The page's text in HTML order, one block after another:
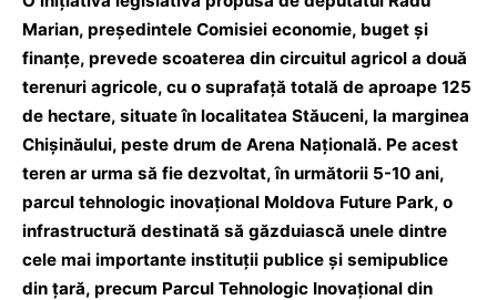
Marian, președintele Comisiei economie, buget și
finanțe, prevede scoaterea din circuitul agricol a două
terenuri agricole, cu o suprafață totală de aproape 125
de hectare, situate în localitatea Stăuceni, la marginea
Chișinăului, peste drum de Arena Națională. Pe acest
teren ar urma să fie dezvoltat, în următorii 5-10 ani,
parcul tehnologic inovațional Moldova Future Park, o
infrastructură destinată să găzduiască unele dintre
cele mai importante instituții publice și semipublice
din țară, precum Parcul Tehnologic Inovațional din